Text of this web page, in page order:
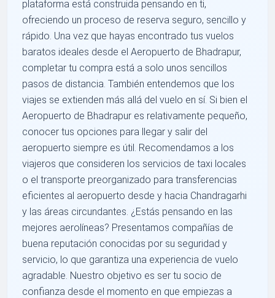
plataforma está construida pensando en ti,
ofreciendo un proceso de reserva seguro, sencillo y
rápido. Una vez que hayas encontrado tus vuelos
baratos ideales desde el Aeropuerto de Bhadrapur,
completar tu compra está a solo unos sencillos
pasos de distancia. También entendemos que los
viajes se extienden más allá del vuelo en sí. Si bien el
Aeropuerto de Bhadrapur es relativamente pequeño,
conocer tus opciones para llegar y salir del
aeropuerto siempre es útil. Recomendamos a los
viajeros que consideren los servicios de taxi locales
o el transporte preorganizado para transferencias
eficientes al aeropuerto desde y hacia Chandragarhi
y las áreas circundantes. ¿Estás pensando en las
mejores aerolíneas? Presentamos compañías de
buena reputación conocidas por su seguridad y
servicio, lo que garantiza una experiencia de vuelo
agradable. Nuestro objetivo es ser tu socio de
confianza desde el momento en que empiezas a